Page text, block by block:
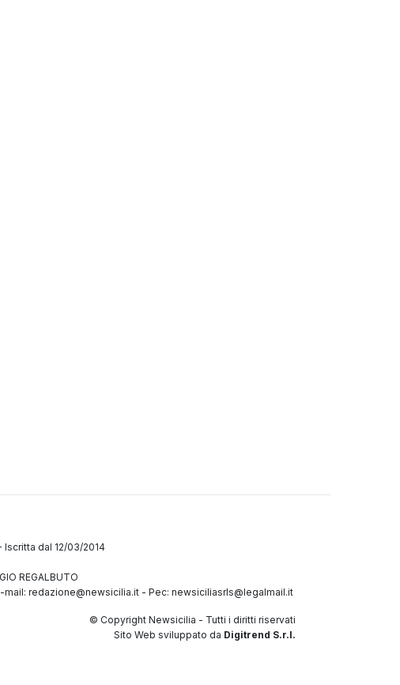
Iscritta dal 12/03/2014
REGALBUTO
mail: redazione@newsicilia.it - Pec: newsiciliasrls@legalmail.it
© Copyright Newsicilia - Tutti i diritti riservati
Sito Web sviluppato da Digitrend S.r.l.